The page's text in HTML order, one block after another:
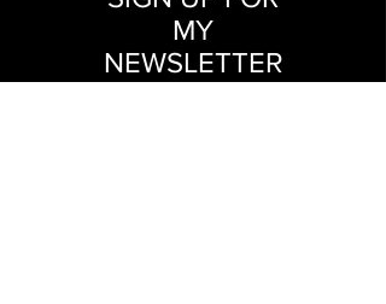
MY
NEWSLETTER